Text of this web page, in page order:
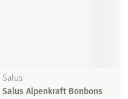
Salus
Salus Alpenkraft Bonbons